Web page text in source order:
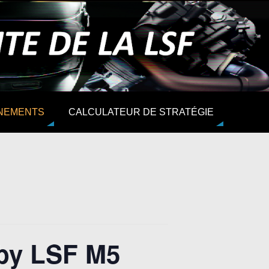
CALCULATEUR DE STRATÉGIE
LSF M5